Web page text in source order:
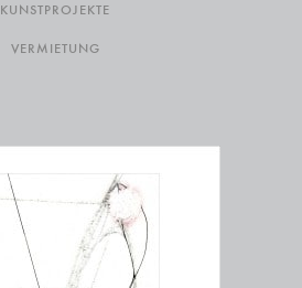
KUNSTPROJEKTE
VERMIETUNG